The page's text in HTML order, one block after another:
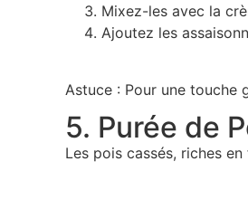
Mixez-les avec la
Ajoutez les
Astuce : Pour une touche
5. Purée de
Les pois cassés, riches